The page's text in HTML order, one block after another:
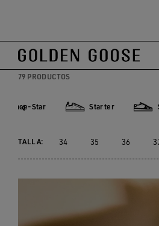
ZAPATILLAS
79 PRODUCTOS
Space-Star Starter
TALLA: 34 35 36